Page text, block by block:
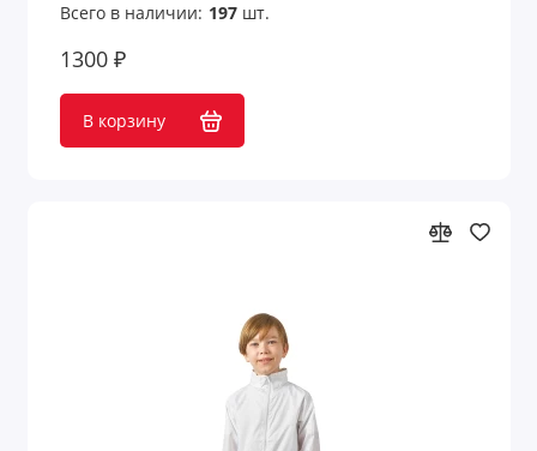
Всего в наличии: 197шт.
1300 ₽
В корзину